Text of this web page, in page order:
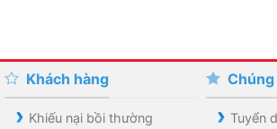
Khách hàng
Khiếu nại bồi thường
Tuyển